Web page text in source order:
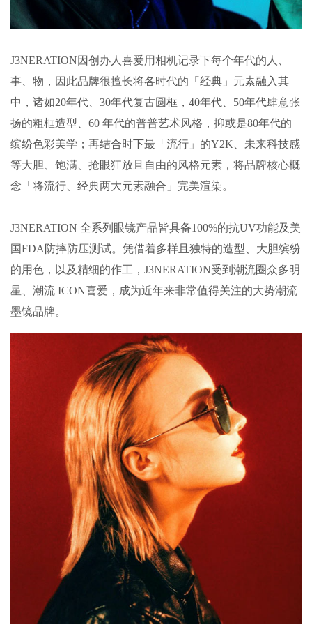
J3NERATION因创办人喜爱用相机记录下每个年代的人、
事、物，因此品牌很擅长将各时代的「经典」元素融入其
中，诸如20年代、 30年代复古圆框， 40年代、 50年代肆意张
扬的粗框造型、 60 年代的普普艺术风格，抑或是80年代的
缤纷色彩美学；再结合时下最「流行」的Y2K 、未来科技感
等大胆、饱满、抢眼狂放且自由的风格元素，将品牌核心概
念「将流行、经典两大元素融合」完美渲染。
J3NERATION 全系列眼镜产品皆具备100%的抗UV功能及美
国FDA 防摔防压测试。凭借着多样且独特的造型、大胆缤纷
的用色，以及精细的作工， J3NERATION受到潮流圈众多明
星、潮流 ICON喜爱，成为近年来非常值得关注的大势潮流
墨镜品牌。